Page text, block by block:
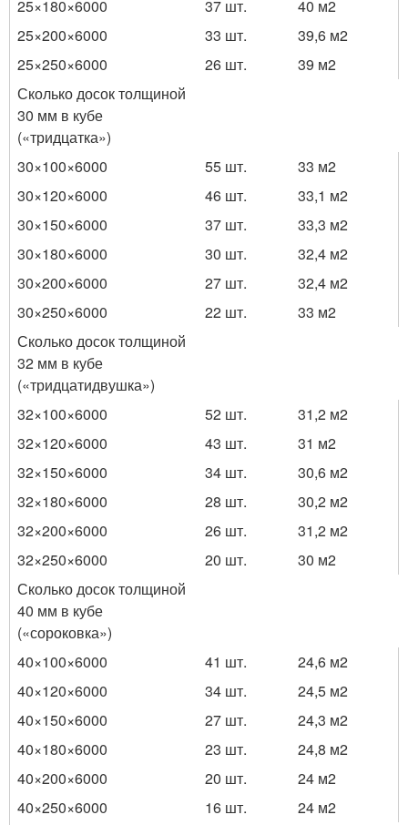
25×180×6000 37 шт. 40 м2
25×200×6000
33 шт. 39,6 м2
25×250×6000
26 шт. 39 м2
Сколько досок толщиной
30 мм в кубе
(«тридцатка»)
30×100×6000
55 шт. 33 м2
30×120×6000
46 шт. 33,1 м2
30×150×6000
37 шт. 33,3 м2
30×180×6000
30 шт. 32,4 м2
30×200×6000
27 шт. 32,4 м2
30×250×6000
22 шт. 33 м2
Сколько досок толщиной
32 мм в кубе
(«тридцатидвушка»)
32×100×6000
52 шт. 31,2 м2
32×120×6000
43 шт. 31 м2
32×150×6000
34 шт. 30,6 м2
32×180×6000
28 шт. 30,2 м2
32×200×6000
26 шт. 31,2 м2
32×250×6000
20 шт. 30 м2
Сколько досок толщиной
40 мм в кубе
(«сороковка»)
40×100×6000
41 шт. 24,6 м2
40×120×6000
34 шт. 24,5 м2
40×150×6000
27 шт. 24,3 м2
40×180×6000
23 шт. 24,8 м2
40×200×6000
20 шт. 24 м2
40×250×6000
16 шт. 24 м2